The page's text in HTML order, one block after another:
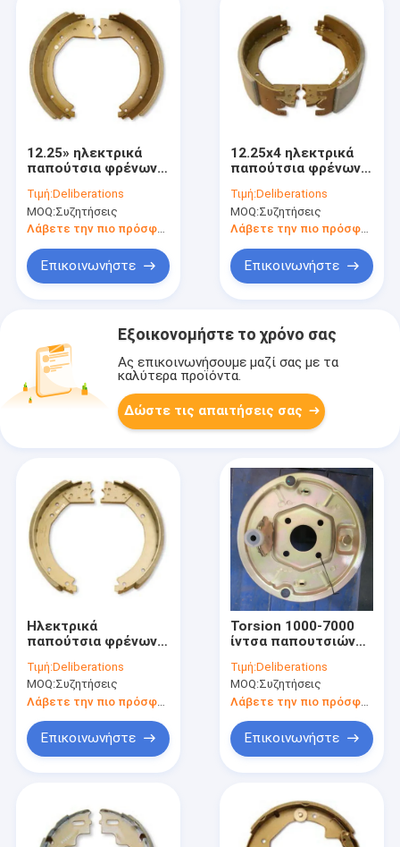
12.25» ηλεκτρικά
παπούτσια φρένων
Τιμή:Deliberations
MOQ:Συζητήσεις
Λάβετε την πιο πρόσφατη τιμή
Επικοινωνήστε
12.25x4 ηλεκτρικά
παπούτσια φρένων
Τιμή:Deliberations
MOQ:Συζητήσεις
Λάβετε την πιο πρόσφατη τιμή
Επικοινωνήστε
Εξοικονομήστε το χρόνο σας
Ας επικοινωνήσουμε μαζί σας με τα
καλύτερα προϊόντα.
Δώστε τις απαιτήσεις σας
Ηλεκτρικά
παπούτσια φρένων
IATF16949 12.25*2.5
για Torsion τους
άξονες ρυμουλκών
Τιμή:Deliberations
MOQ:Συζητήσεις
Λάβετε την πιο πρόσφατη τιμή
Επικοινωνήστε
Torsion 1000-7000
ίντσα παπουτσιών
ρυμουλκών λίβρας
12.25*5
Τιμή:Deliberations
MOQ:Συζητήσεις
Επικοινωνήστε